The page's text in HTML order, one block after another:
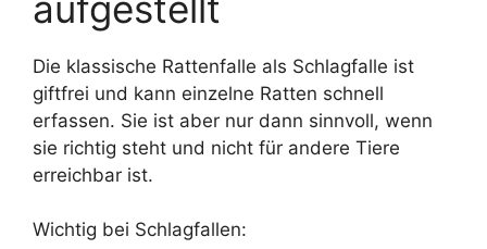
Die klassische Rattenfalle als Schlagfalle ist
giftfrei und kann einzelne Ratten schnell
erfassen. Sie ist aber nur dann sinnvoll, wenn
sie richtig steht und nicht für andere Tiere
erreichbar ist.
Wichtig bei Schlagfallen: